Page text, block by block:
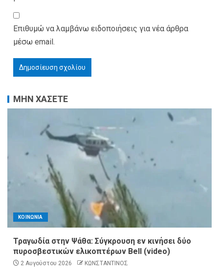
Επιθυμώ να λαμβάνω ειδοποιήσεις για νέα άρθρα
μέσω email.
ΜΗΝ ΧΑΣΕΤΕ
ΚΟΙΝΩΝΙΑ
Τραγωδία στην Ψάθα: Σύγκρουση εν κινήσει δύο
πυροσβεστικών ελικοπτέρων Bell (video)
2 Αυγούστου 2026 ΚΩΝΣΤΑΝΤΙΝΟΣ